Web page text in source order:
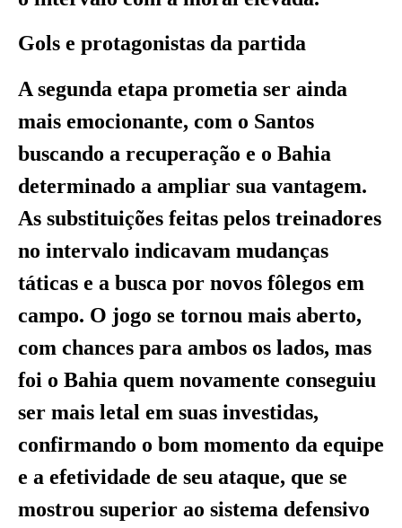
Gols e protagonistas da partida
A segunda etapa prometia ser ainda
mais emocionante, com o Santos
buscando a recuperação e o Bahia
determinado a ampliar sua vantagem.
As substituições feitas pelos treinadores
no intervalo indicavam mudanças
táticas e a busca por novos fôlegos em
campo. O jogo se tornou mais aberto,
com chances para ambos os lados, mas
foi o Bahia quem novamente conseguiu
ser mais letal em suas investidas,
confirmando o bom momento da equipe
e a efetividade de seu ataque, que se
mostrou superior ao sistema defensivo